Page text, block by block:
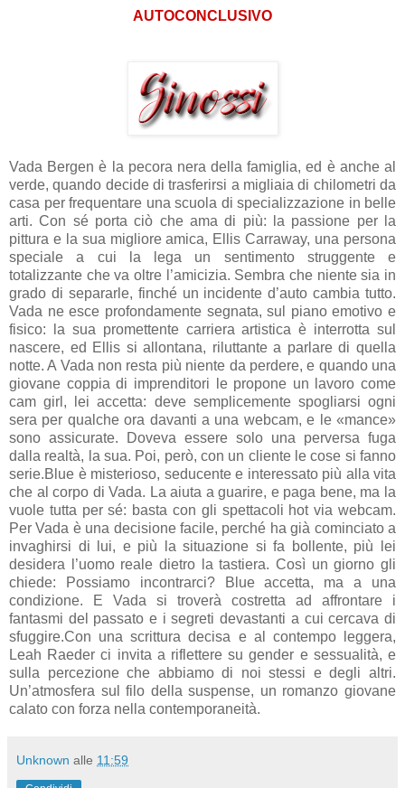
AUTOCONCLUSIVO
Vada Bergen è la pecora nera della famiglia, ed è anche al
verde, quando decide di trasferirsi a migliaia di chilometri da
casa per frequentare una scuola di specializzazione in belle
arti. Con sé porta ciò che ama di più: la passione per la
pittura e la sua migliore amica, Ellis Carraway, una persona
speciale a cui la lega un sentimento struggente e
totalizzante che va oltre l’amicizia. Sembra che niente sia in
grado di separarle, finché un incidente d’auto cambia tutto.
Vada ne esce profondamente segnata, sul piano emotivo e
fisico: la sua promettente carriera artistica è interrotta sul
nascere, ed Ellis si allontana, riluttante a parlare di quella
notte. A Vada non resta più niente da perdere, e quando una
giovane coppia di imprenditori le propone un lavoro come
cam girl, lei accetta: deve semplicemente spogliarsi ogni
sera per qualche ora davanti a una webcam, e le «mance»
sono assicurate. Doveva essere solo una perversa fuga
dalla realtà, la sua. Poi, però, con un cliente le cose si fanno
serie.Blue è misterioso, seducente e interessato più alla vita
che al corpo di Vada. La aiuta a guarire, e paga bene, ma la
vuole tutta per sé: basta con gli spettacoli hot via webcam.
Per Vada è una decisione facile, perché ha già cominciato a
invaghirsi di lui, e più la situazione si fa bollente, più lei
desidera l’uomo reale dietro la tastiera. Così un giorno gli
chiede: Possiamo incontrarci? Blue accetta, ma a una
condizione. E Vada si troverà costretta ad affrontare i
fantasmi del passato e i segreti devastanti a cui cercava di
sfuggire.Con una scrittura decisa e al contempo leggera,
Leah Raeder ci invita a riflettere su gender e sessualità, e
sulla percezione che abbiamo di noi stessi e degli altri.
Un’atmosfera sul filo della suspense, un romanzo giovane
calato con forza nella contemporaneità.
Unknown alle 11:59